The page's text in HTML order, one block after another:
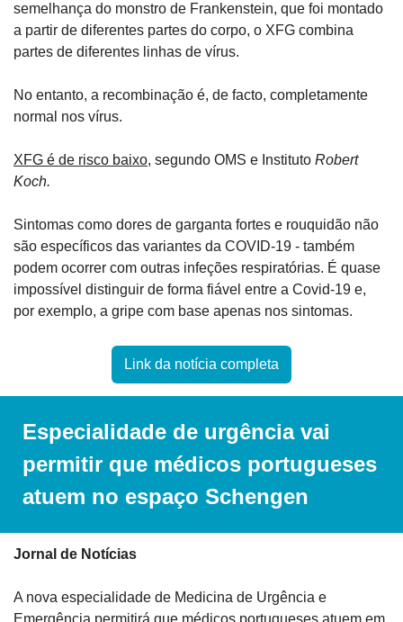
semelhança do monstro de Frankenstein, que foi montado
a partir de diferentes partes do corpo, o XFG combina
partes de diferentes linhas de vírus.
No entanto, a recombinação é, de facto, completamente
normal nos vírus.
XFG é de risco baixo, segundo OMS e Instituto Robert
Koch.
Sintomas como dores de garganta fortes e rouquidão não
são específicos das variantes da COVID-19 - também
podem ocorrer com outras infeções respiratórias. É quase
impossível distinguir de forma fiável entre a Covid-19 e,
por exemplo, a gripe com base apenas nos sintomas.
Link da notícia completa
Especialidade de urgência vai
permitir que médicos portugueses
atuem no espaço Schengen
Jornal de Notícias
A nova especialidade de Medicina de Urgência e